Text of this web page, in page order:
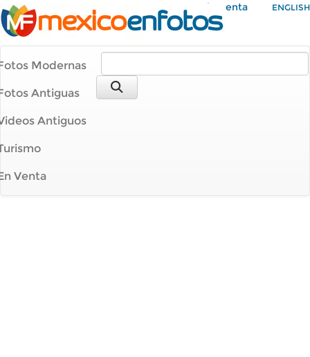
Mi Cuenta ENGLISH
Modernas
Antiguas
Antiguos
Venta